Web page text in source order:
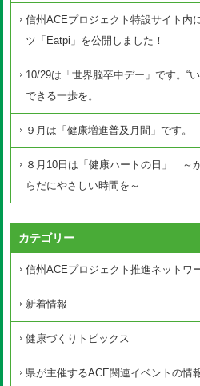
信州ACEプロジェクト特設サイト内
ツ「Eatpi」を公開しました！
10/29は「世界脳卒中デー」です。“
できる一歩を。
９月は「健康増進普及月間」です。
８月10日は「健康ハートの日」 ～
らだにやさしい時間を～
カテゴリー
信州ACEプロジェクト推進ネットワ
新着情報
健康づくりトピックス
県が主催するACE関連イベントの情